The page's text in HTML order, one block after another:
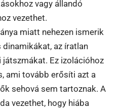
vagy állandó
vezethet.
miatt nehezen ismerik
az íratlan
Ez izolációhoz
ami tovább erősíti azt a
sehová sem tartoznak. A
vezethet, hogy hiába